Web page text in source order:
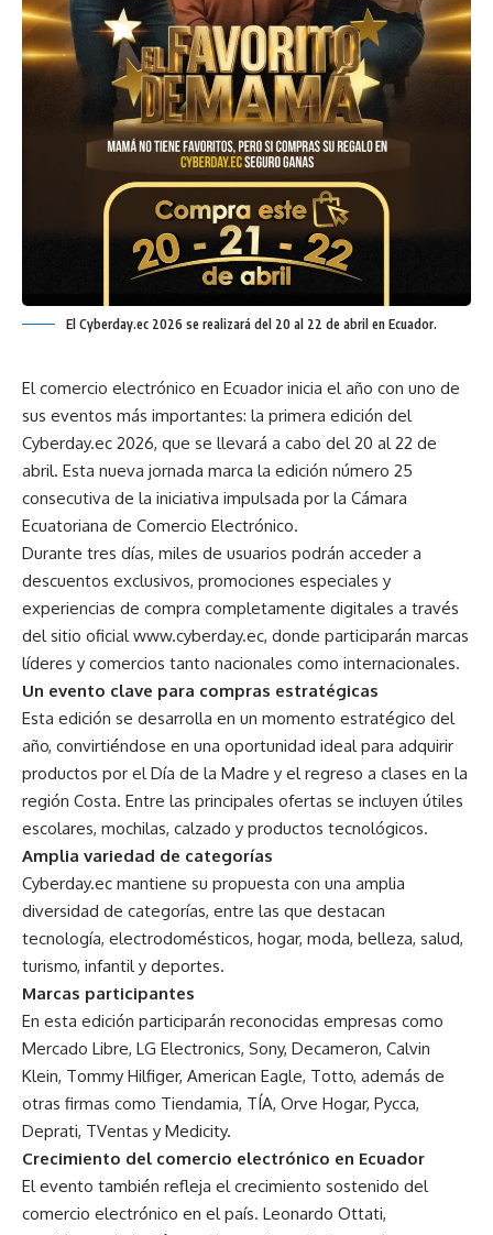
El Cyberday.ec 2026 se realizará del 20 al 22 de abril en Ecuador.
El comercio electrónico en Ecuador inicia el año con uno de
sus eventos más importantes: la primera edición del
Cyberday.ec 2026, que se llevará a cabo del 20 al 22 de
abril. Esta nueva jornada marca la edición número 25
consecutiva de la iniciativa impulsada por la Cámara
Ecuatoriana de Comercio Electrónico.
Durante tres días, miles de usuarios podrán acceder a
descuentos exclusivos, promociones especiales y
experiencias de compra completamente digitales a través
del sitio oficial www.cyberday.ec, donde participarán marcas
líderes y comercios tanto nacionales como internacionales.
Un evento clave para compras estratégicas
Esta edición se desarrolla en un momento estratégico del
año, convirtiéndose en una oportunidad ideal para adquirir
productos por el Día de la Madre y el regreso a clases en la
región Costa. Entre las principales ofertas se incluyen útiles
escolares, mochilas, calzado y productos tecnológicos.
Amplia variedad de categorías
Cyberday.ec mantiene su propuesta con una amplia
diversidad de categorías, entre las que destacan
tecnología, electrodomésticos, hogar, moda, belleza, salud,
turismo, infantil y deportes.
Marcas participantes
En esta edición participarán reconocidas empresas como
Mercado Libre, LG Electronics, Sony, Decameron, Calvin
Klein, Tommy Hilfiger, American Eagle, Totto, además de
otras firmas como Tiendamia, TÍA, Orve Hogar, Pycca,
Deprati, TVentas y Medicity.
Crecimiento del comercio electrónico en Ecuador
El evento también refleja el crecimiento sostenido del
comercio electrónico en el país. Leonardo Ottati,